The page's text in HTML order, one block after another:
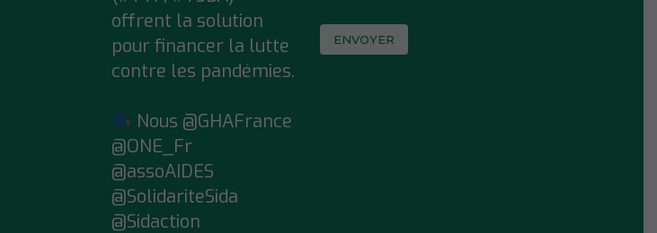
offrent la solution
pour financer la lutte
contre les pandémies.
Nous @GHAFrance
@ONE_Fr
@assoAIDES
@SolidariteSida
@Sidaction